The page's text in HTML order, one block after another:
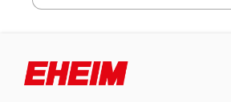
Wasser und stabile Wasserwerte.
investiert. Tipp:Nie das gesamte
Filtermaterial in einem Vorgang